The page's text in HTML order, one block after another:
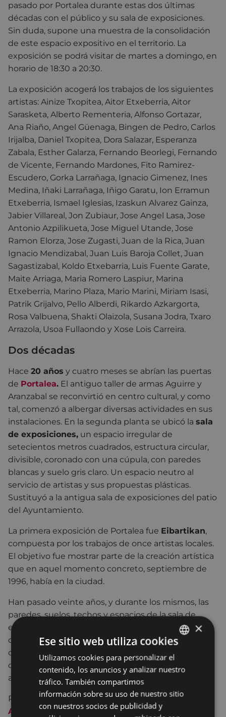
pasado por Portalea durante estas dos últimas
décadas con el público y su sala de exposiciones.
Sin duda, supone una muestra de la consolidación
de este espacio expositivo en el territorio. La
exposición se podrá visitar de martes a domingo, en
horario de 18:30 a 20:30.
La exposición acogerá los trabajos de los siguientes
artistas: Ainize Txopitea, Aitor Etxeberria, Aitor
Sarasketa, Alberto Rementeria, Alfonso Gortazar,
Ana Riaño, Angel Güenaga, Bingen de Pedro, Carlos
Irijalba, Daniel Txopitea, Dora Salazar, Esperanza
Zabala, Esther Galarza, Fernando Beorlegi, Fernando
de Vicente, Fernando Mardones, Fito Ramirez-
Escudero, Gorka Larrañaga, Ignacio Gimenez, Ines
Medina, Iñaki Larrañaga, Iñigo Garatu, Ion Erramun
Etxeberria, Ismael Iglesias, Izaskun Alvarez Gainza,
Jabier Villareal, Jon Zubiaur, Jose Angel Lasa, Jose
Antonio Azpilikueta, Jose Miguel Utande, Jose
Ramon Elorza, Jose Zugasti, Juan de la Rica, Juan
Ignacio Mendizabal, Juan Luis Baroja Collet, Juan
Sagastizabal, Koldo Etxebarria, Luis Fuente Garate,
Maite Arriaga, Maria Romero Laspiur, Marina
Etxeberria, Marino Plaza, Mario Marini, Miriam Isasi,
Patrik Grijalvo, Pello Alberdi, Rikardo Azkargorta,
Rosa Valbuena, Shakti Olaizola, Susana Jodra, Txaro
Arrazola, Usoa Fullaondo y Xose Lois Carreira.
Dos décadas
Hace 20 años y cuatro meses se abrían las puertas
de Portalea. El antiguo taller de armas Aguirre y
Aranzabal se reconvirtió en centro cultural, y como
tal, comenzó a albergar diversas actividades en sus
instalaciones. En la segunda planta se ubicó la sala
de exposiciones, un espacio irregular de
setecientos metros cuadrados, estructura circular,
divisible, coronado con una cúpula, con paredes
blancas y suelo gris claro. Un espacio neutro al
servicio de artistas y sus propuestas plásticas.
Sustituyó a la antigua sala de exposiciones del patio
del Ayuntamiento.
La primera exposición de Portalea fue Eibartikan,
compuesta por los trabajos de once artistas locales.
El objetivo fue mostrar parte de la creación artística
que en aquel momento concreto, septiembre de
1996, había en la ciudad.
Han pasado veinte años, y durante los mismos, las
paredes, suelos, techos y espacios de la sala de
exposiciones han supuesto un reto para más de un
centenar de artistas. Se han enfrentado con sus
obras al espacio y al público; han aprovechado la
oportunidad de ver sus propuestas en un espacio
amplio. Ha supuesto un hito en su carrera artística.
Para consultar el catálogo de la exposiciónPULSA
AQUÍ
BASQUE
SPANISH
×
Ese sitio web utiliza cookies
Utilizamos cookies para personalizar el
contenido, los anuncios y analizar nuestro
tráfico. También compartimos
información sobre su uso de nuestro sitio
con nuestros socios de publicidad y